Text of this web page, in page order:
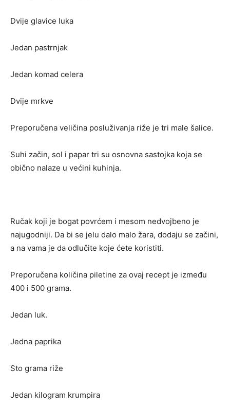
Dvije glavice luka
Jedan pastrnjak
Jedan komad celera
Dvije mrkve
Preporučena veličina posluživanja riže je tri male šalice.
Suhi začin, sol i papar tri su osnovna sastojka koja se
obično nalaze u većini kuhinja.
Ručak koji je bogat povrćem i mesom nedvojbeno je
najugodniji. Da bi se jelu dalo malo žara, dodaju se začini,
a na vama je da odlučite koje ćete koristiti.
Preporučena količina piletine za ovaj recept je između
400 i 500 grama.
Jedan luk.
Jedna paprika
Sto grama riže
Jedan kilogram krumpira